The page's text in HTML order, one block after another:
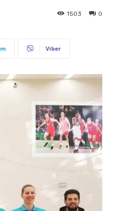
0
1503
Viber